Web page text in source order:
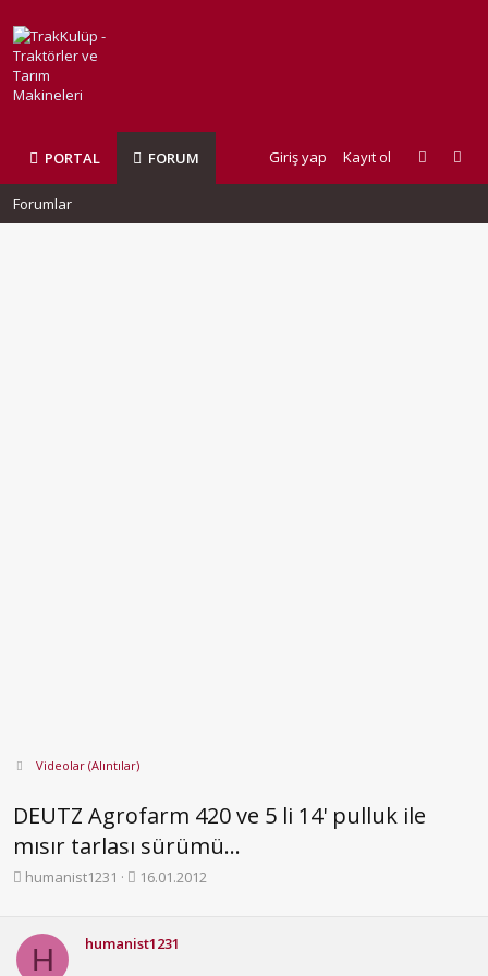
PORTAL FORUM Giriş yap Kayıt ol
Forumlar
Videolar (Alıntılar)
DEUTZ Agrofarm 420 ve 5 li 14' pulluk ile
mısır tarlası sürümü...
K
b
humanist1231
B
a
16.01.2012
H humanist1231